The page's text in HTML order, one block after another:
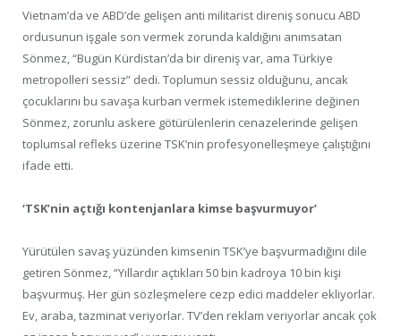
Vietnam’da ve ABD’de gelişen anti militarist direniş sonucu ABD
ordusunun işgale son vermek zorunda kaldığını anımsatan
Sönmez, “Bugün Kürdistan’da bir direniş var, ama Türkiye
metropolleri sessiz” dedi. Toplumun sessiz olduğunu, ancak
çocuklarını bu savaşa kurban vermek istemediklerine değinen
Sönmez, zorunlu askere götürülenlerin cenazelerinde gelişen
toplumsal refleks üzerine TSK’nin profesyonelleşmeye çalıştığını
ifade etti.
‘TSK’nin açtığı kontenjanlara kimse başvurmuyor’
Yürütülen savaş yüzünden kimsenin TSK’ye başvurmadığını dile
getiren Sönmez, “Yıllardır açtıkları 50 bin kadroya 10 bin kişi
başvurmuş. Her gün sözleşmelere cezp edici maddeler ekliyorlar.
Ev, araba, tazminat veriyorlar. TV’den reklam veriyorlar ancak çok